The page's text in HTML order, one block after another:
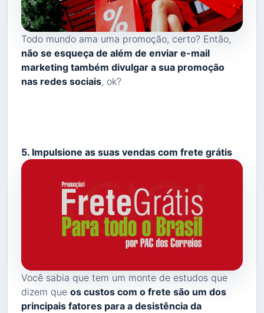
Todo mundo ama uma promoção, certo? Então,
não se esqueça de além de enviar e-mail
marketing também divulgar a sua promoção
nas redes sociais, ok?
5. Impulsione as suas vendas com frete grátis
Você sabia que tem um monte de estudos que
dizem que os custos com o frete são um dos
principais fatores para a desistência da